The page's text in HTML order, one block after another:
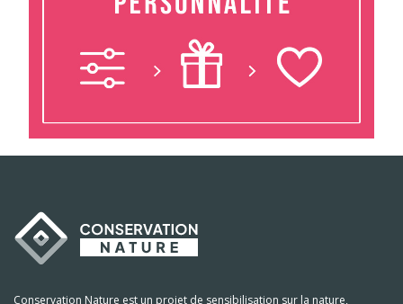
Conservation Nature est un projet de sensibilisation sur la nature,